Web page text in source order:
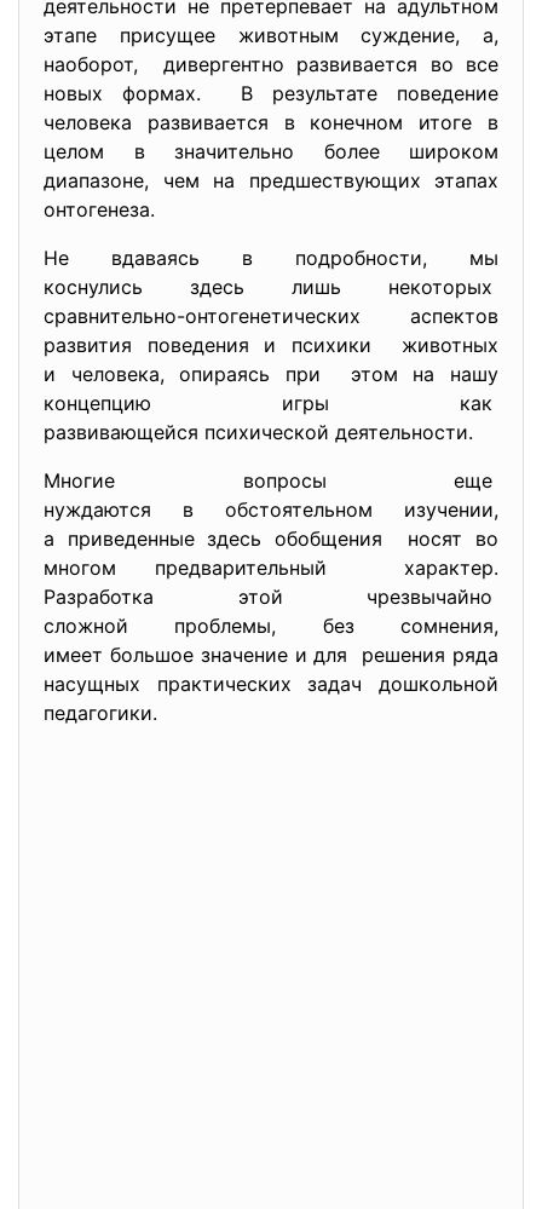
деятельности не претерпевает на адультном
этапе присущее животным суждение, а,
наоборот, дивергентно развивается во все
новых формах. В результате поведение
человека развивается в конечном итоге в
целом в значительно более широком
диапазоне, чем на предшествующих этапах
онтогенеза.
Не вдаваясь в подробности, мы
коснулись здесь лишь некоторых
сравнительно-онтогенетических аспектов
развития поведения и психики животных
и человека, опираясь при этом на нашу
концепцию игры как
развивающейся психической деятельности.
Многие вопросы еще
нуждаются в обстоятельном изучении,
а приведенные здесь обобщения носят во
многом предварительный характер.
Разработка этой чрезвычайно
сложной проблемы, без сомнения,
имеет большое значение и для решения ряда
насущных практических задач дошкольной
педагогики.